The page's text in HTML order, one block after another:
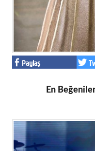
Paylaş
En